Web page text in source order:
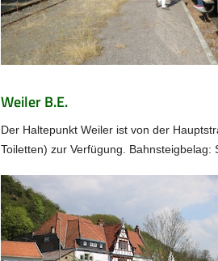
Weiler B.E.
Der Haltepunkt Weiler ist von der
Toiletten) zur Verfügung. Bahnsteigbelag: